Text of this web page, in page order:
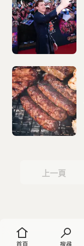
首頁 搜尋
上一頁
上一頁